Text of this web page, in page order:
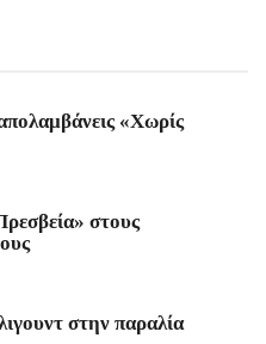
«Χωρίς
στους
στην παραλία